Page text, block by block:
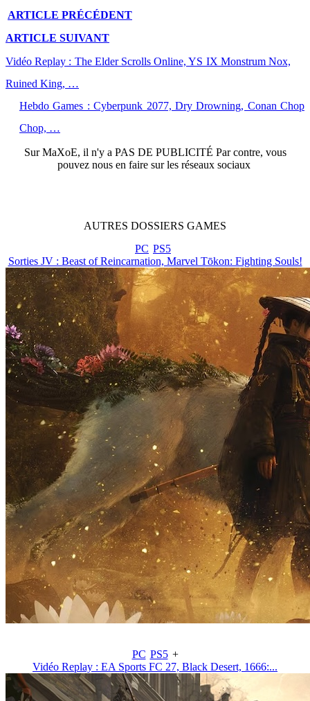
ARTICLE PRÉCÉDENT
ARTICLE SUIVANT
Vidéo Replay : The Elder Scrolls Online, YS IX Monstrum Nox,
Ruined King, …
Hebdo Games : Cyberpunk 2077, Dry Drowning, Conan Chop
Chop, …
SurMaXoE, il n'y a PAS DE PUBLICITÉ Par contre, vous
pouvez nous en faire sur les réseaux sociaux
AUTRES DOSSIERS GAMES
PC PS5
Sorties JV : Beast of Reincarnation, Marvel Tōkon: Fighting Souls!
PC PS5 +
Vidéo Replay : EA Sports FC 27, Black Desert, 1666:...